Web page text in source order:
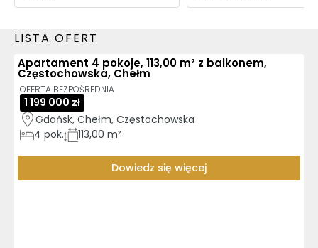
LISTA OFERT
Apartament 4 pokoje, 113,00 m² z balkonem,
Częstochowska, Chełm
OFERTA BEZPOŚREDNIA
1 199 000 zł
Gdańsk, Chełm, Częstochowska
4 pok. 113,00 m²
Dowiedz się więcej